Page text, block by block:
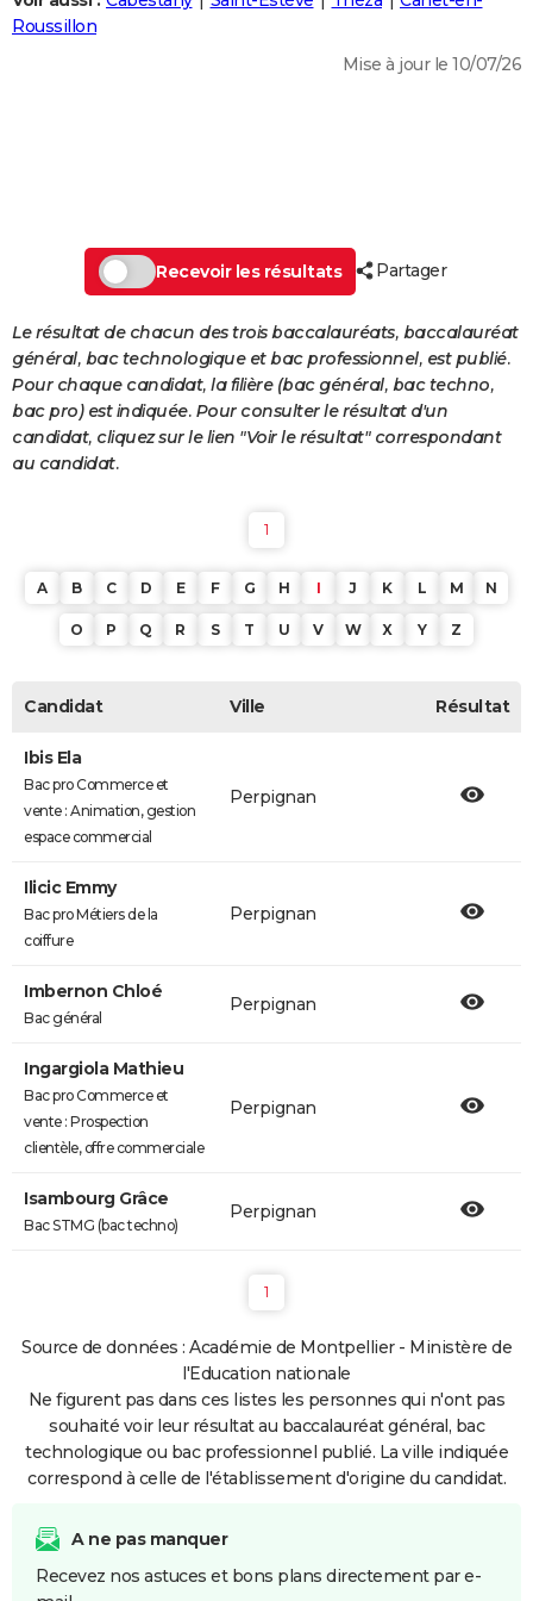
Destinations
City break
Voyage nature
Voyage de noces
Forum
Climat
+
PHOTO
Dictionnaire
PROGRAMME TV
S'inscrire
Se connecter
Lycées
Collèges
Primaires
Universités
Entreprises
Service militaire
Avis de recherche
AVIS DE DÉCÈS
FORUM
Bricolage
Lifestyle
Culture
Sport
Auto
Television
Voyage
Cinema
Roussillon
Mise à jour le 10/07/26
Recevoir les résultats Partager
Le résultat de chacun des trois baccalauréats, baccalauréat
général, bac technologique et bac professionnel, est publié.
Pour chaque candidat, la filière (bac général, bac techno,
bac pro) est indiquée. Pour consulter le résultat d'un
candidat, cliquez sur le lien "Voir le résultat" correspondant
au candidat.
1
A B C D E F G H I J K L M N
O P Q R S T U V W X Y Z
Candidat Ville Résultat
Ibis Ela
Bac pro Commerce et
vente : Animation, gestion
espace commercial
Perpignan
Ilicic Emmy
Bac pro Métiers de la
coiffure
Perpignan
Imbernon Chloé
Bac général
Perpignan
Ingargiola Mathieu
Bac pro Commerce et
vente : Prospection
clientèle, offre commerciale
Perpignan
Isambourg Grâce
Bac STMG (bac techno)
Perpignan
1
Source de données : Académie de Montpellier - Ministère de
l'Education nationale
Ne figurent pas dans ces listes les personnes qui n'ont pas
souhaité voir leur résultat au baccalauréat général, bac
technologique ou bac professionnel publié. La ville indiquée
correspond à celle de l'établissement d'origine du candidat.
A ne pas manquer
Recevez nos astuces et bons plans directement par e-